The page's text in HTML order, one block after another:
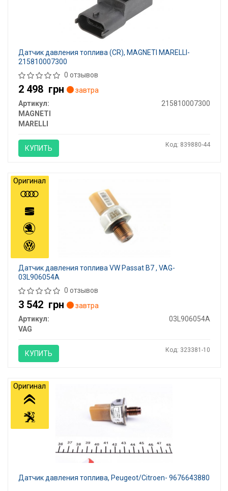
Датчик давления топлива (CR), MAGNETI MARELLI-
215810007300
0 отзывов
2 498 грн
завтра
Артикул:
215810007300
MAGNETI
MARELLI
КУПИТЬ Код: 839880-44
Датчик давления топлива VW Passat B7 , VAG-
03L906054A
0 отзывов
3 542 грн
завтра
Артикул:
03L906054A
VAG
КУПИТЬ Код: 323381-10
Оригинал
Датчик давления топлива, Peugeot/Citroen- 9676643880
Оригинал